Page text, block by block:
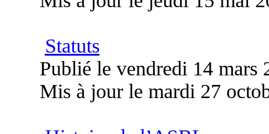
Statuts
Publié le vendredi 14 mars
Mis à jour le mardi 27